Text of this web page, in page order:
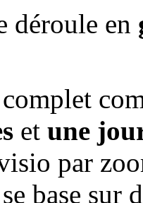
déroule en
et une
par
base sur